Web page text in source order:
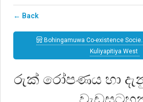
← Back
Bohingamuwa Co-existence
Kuliyapitiya West
රුක් රෝපණය හා